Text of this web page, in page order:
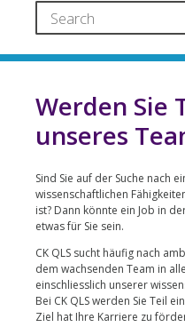
Werden Sie
unseres
Sind Sie auf der Suche nach
wissenschaftlichen
ist? Dann könnte ein Job in
etwas für Sie sein.
CK QLS sucht häufig nach
dem wachsenden Team in
einschliesslich unserer
Bei CK QLS werden Sie Teil
Ziel hat Ihre Karriere zu